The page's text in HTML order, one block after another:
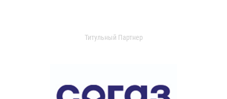
Титульный Партнер